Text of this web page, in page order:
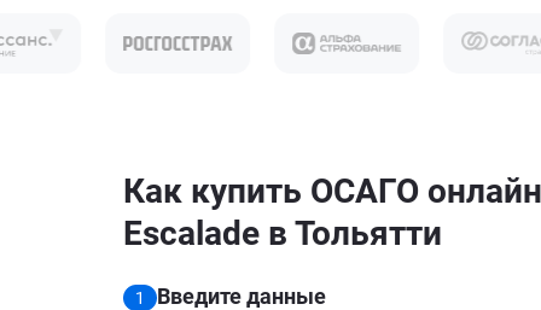
Как купить ОСАГО
Escalade в Тольятти
1 Введите данные